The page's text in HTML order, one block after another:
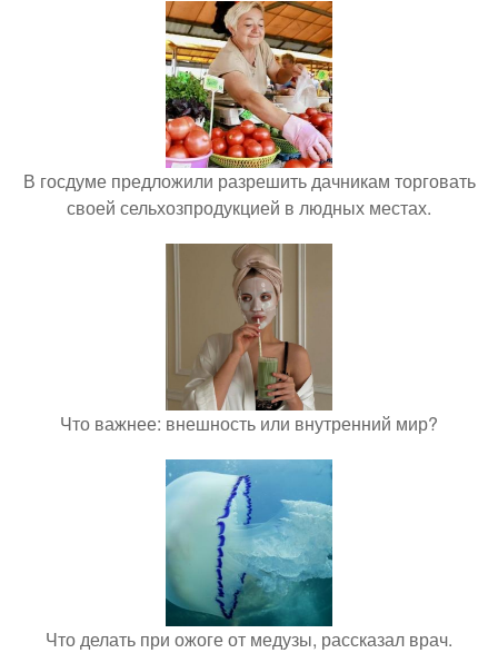
В госдуме предложили разрешить дачникам торговать
своей сельхозпродукцией в людных местах.
Что важнее: внешность или внутренний мир?
Что делать при ожоге от медузы, рассказал врач.